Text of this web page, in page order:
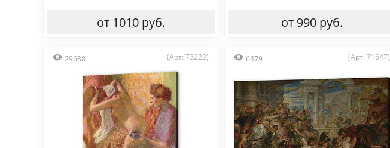
от 1010 руб. от 990 руб.
29688 (Арт: 73222) 6479 (Арт: 71647)